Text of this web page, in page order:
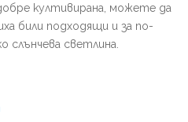
култивирана, можете да
били подходящи и за по-
слънчева светлина.